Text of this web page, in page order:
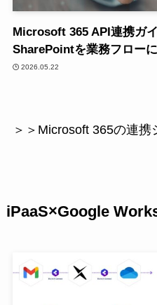
Microsoft 365 API連携ガ
SharePointを業務フロー
2026.05.22
＞＞Microsoft 365の連携
iPaaS×Google